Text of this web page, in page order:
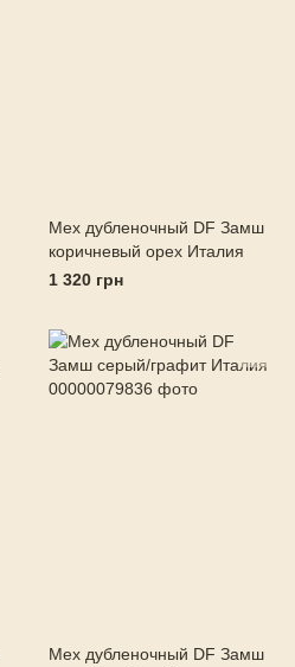
Мех дубленочный DF Замш
коричневый орех Италия
1 320 грн
Мех дубленочный DF Замш